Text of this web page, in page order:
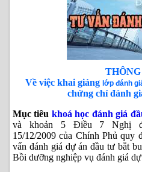
Về việc khai giảng lớp đánh
chứng chỉ đánh
Mục tiêu khoá học đánh giá
và khoản 5 Điều 7 Nghị
15/12/2009 của Chính Phủ quy
vấn đánh giá dự án đầu tư bắt
Bồi dưỡng nghiệp vụ đánh giá